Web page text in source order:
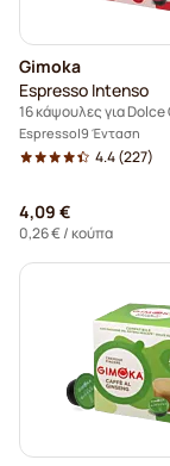
Gimoka
Espresso Intenso
16 κάψουλες για
Espresso 9 Ένταση
4.4(227)
4,09 €
0,26 €/ κούπα